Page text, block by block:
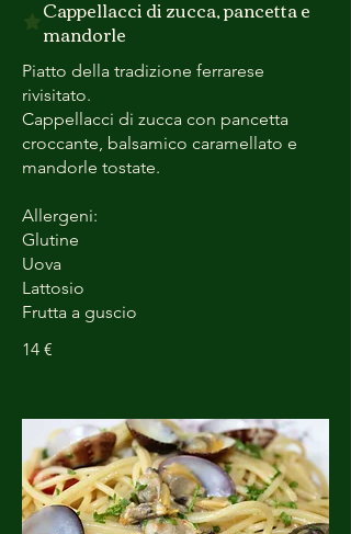
Cappellacci di zucca, pancetta e
mandorle
Piatto della tradizione ferrarese
rivisitato.
Cappellacci di zucca con pancetta
croccante, balsamico caramellato e
mandorle tostate.
Allergeni:
Glutine
Uova
Lattosio
Frutta a guscio
14 €